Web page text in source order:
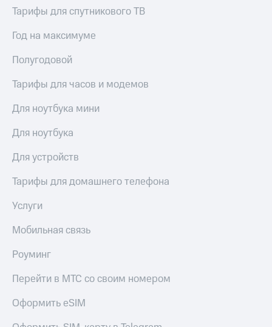
Тарифы для спутникового ТВ
Год на максимуме
Полугодовой
Тарифы для часов и модемов
Для ноутбука мини
Для ноутбука
Для устройств
Тарифы для домашнего телефона
Услуги
Мобильная связь
Роуминг
Перейти в МТС со своим номером
Оформить eSIM